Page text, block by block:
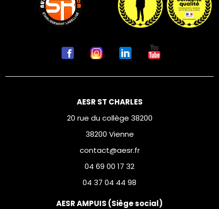
AESR ST CHARLES
20 rue du collège 38200
38200 Vienne
contact@aesr.fr
04 69 00 17 32
04 37 04 44 98
AESR AMPUIS (Siège social)